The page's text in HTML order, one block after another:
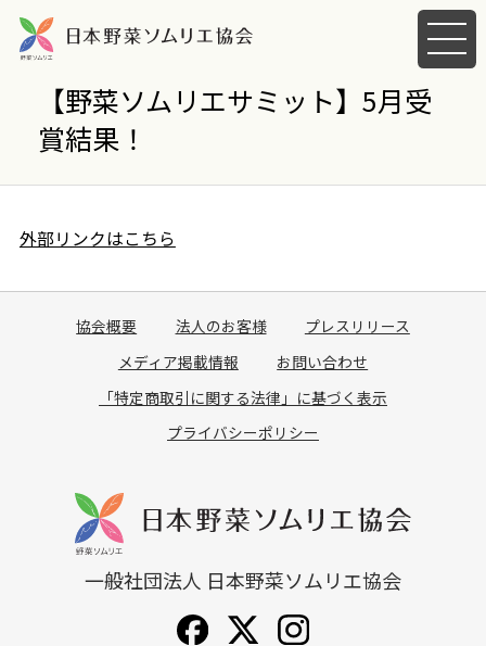
メ
ニ
ー
く
【野菜ソムリエサミット】5月受
賞結果！
外部リンクはこちら
協会概要 法人のお客様
プレスリリース
メディア掲載情報
お問い合わせ
「特定商取引に関する法律」に基づく表示
プライバシーポリシー
一般社団法人 日本野菜ソムリエ協会